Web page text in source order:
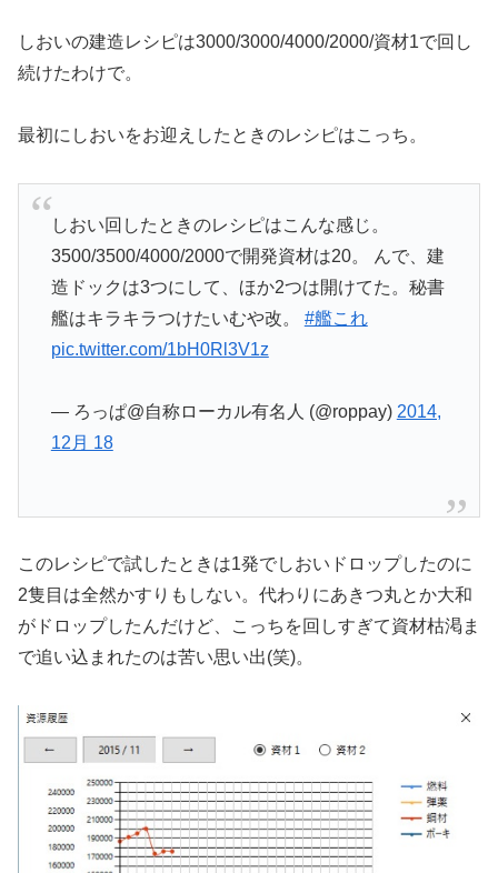
しおいの建造レシピは3000/3000/4000/2000/資材1で回し
続けたわけで。
最初にしおいをお迎えしたときのレシピはこっち。
しおい回したときのレシピはこんな感じ。
3500/3500/4000/2000で開発資材は20。 んで、建
造ドックは3つにして、ほか2つは開けてた。秘書
艦はキラキラつけたいむや改。 #艦これ
pic.twitter.com/1bH0Rl3V1z
— ろっぱ@自称ローカル有名人 (@roppay) 2014,
12月 18
このレシピで試したときは1発でしおいドロップしたのに
2隻目は全然かすりもしない。代わりにあきつ丸とか大和
がドロップしたんだけど、こっちを回しすぎて資材枯渇ま
で追い込まれたのは苦い思い出(笑)。